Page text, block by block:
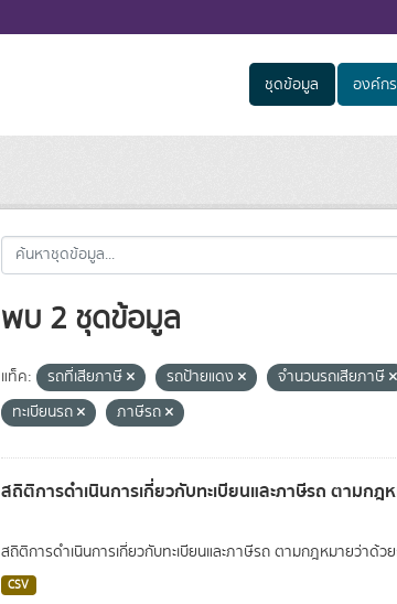
ชุดข้อมูล องค์กร
พบ 2 ชุดข้อมูล
แท็ค: รถที่เสียภาษี รถป้ายแดง จำนวนรถเสียภาษี
ทะเบียนรถ
ภาษีรถ
สถิติการดำเนินการเกี่ยวกับทะเบียนและภาษีรถ ตามก
สถิติการดำเนินการเกี่ยวกับทะเบียนและภาษีรถ ตามกฎหมายว่าด้
CSV